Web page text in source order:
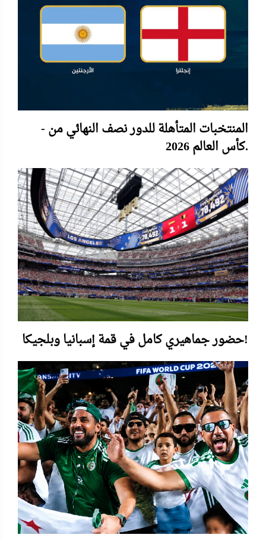
- المنتخبات المتأهلة للدور نصف النهائي من
كأس العالم 2026.
حضور جماهيري كامل في قمة إسبانيا وبلجيكا!